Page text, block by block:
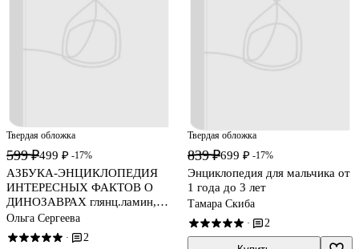
Твердая обложка
599 ₽499 ₽ -17%
АЗБУКА-ЭНЦИКЛОПЕДИЯ
ИНТЕРЕСНЫХ ФАКТОВ О
ДИНОЗАВРАХ глянц.ламин,
мелов. 215х288
Ольга Сергеева
· 2
Твердая обложка
839 ₽699 ₽ -17%
Энциклопедия для мальчика от
1 года до 3 лет
Тамара Скиба
· 2